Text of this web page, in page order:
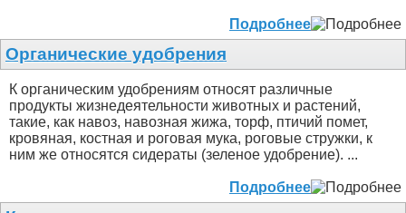
Подробнее
Органические удобрения
К органическим удобрениям относят различные
продукты жизнедеятельности животных и растений,
такие, как навоз, навозная жижа, торф, птичий помет,
кровяная, костная и роговая мука, роговые стружки, к
ним же относятся сидераты (зеленое удобрение). ...
Подробнее